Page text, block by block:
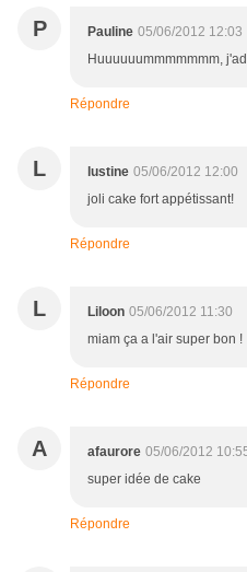
P Pauline 05/06/2012 12:03
Huuuuuummmmmmm,
Répondre
L lustine 05/06/2012 12:00
joli cake fort appétissant!
Répondre
L Liloon 05/06/2012 11:30
miam ça a l'air super bon !
Répondre
A afaurore 05/06/2012
super idée de cake
Répondre